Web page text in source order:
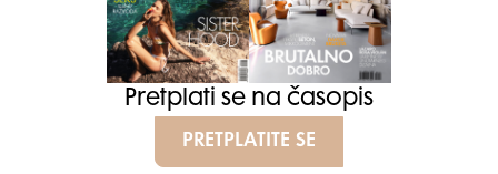
Pretplati se na časopis
PRETPLATITE SE